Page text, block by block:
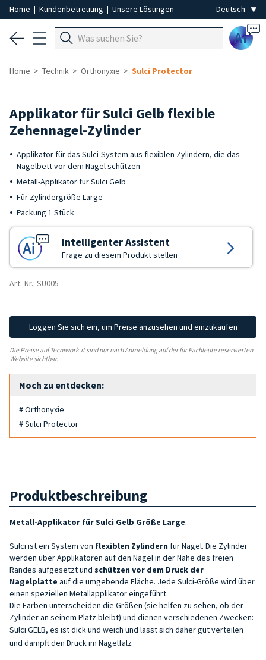
Home | Kundenbetreuung | Unsere Lösungen
Ai
Home Technik Orthonyxie Sulci Protector
Applikator für Sulci Gelb flexible
Zehennagel-Zylinder
Applikator für das Sulci-System aus flexiblen Zylindern, die das
Nagelbett vor dem Nagel schützen
Metall-Applikator für Sulci Gelb
Für Zylindergröße Large
Packung 1 Stück
Intelligenter Assistent
Frage zu diesem Produkt stellen
Art.-Nr.: SU005
Loggen Sie sich ein, um Preise anzusehen und einzukaufen
Die Preise auf Tecniwork.it sind nur nach Anmeldung auf der für Fachleute reservierten
Website sichtbar.
Noch zu entdecken:
# Orthonyxie
# Sulci Protector
Produktbeschreibung
Metall-Applikator für Sulci Gelb Größe Large.
Sulci ist ein System von flexiblen Zylindern für Nägel. Die Zylinder
werden über Applikatoren auf den Nagel in der Nähe des freien
Randes aufgesetzt und schützen vor dem Druck der
Nagelplatte auf die umgebende Fläche. Jede Sulci-Größe wird über
einen speziellen Metallapplikator eingeführt.
Die Farben unterscheiden die Größen (sie helfen zu sehen, ob der
Zylinder an seinem Platz bleibt) und dienen verschiedenen Zwecken:
Sulci GELB, es ist dick und weich und lässt sich daher gut verteilen
und dämpft den Druck im Nagelfalz